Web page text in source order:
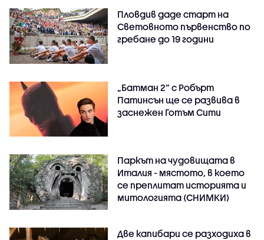
Пловдив даде старт на
Световното първенство по
гребане до 19 години
„Батман 2“ с Робърт
Патинсън ще се развива в
заснежен Готъм Сити
Паркът на чудовищата в
Италия - мястото, в което
се преплитат историята и
митологията (СНИМКИ)
Две капибари се разходиха в